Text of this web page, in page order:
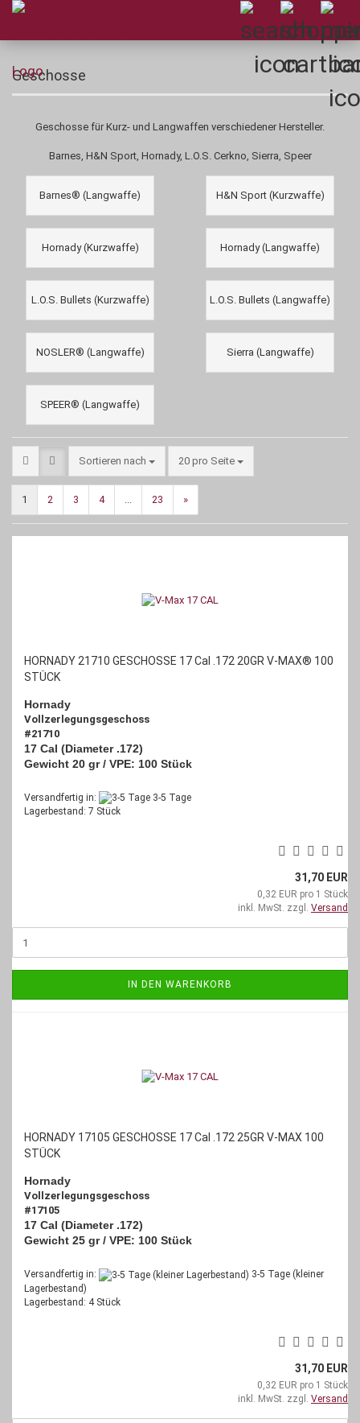
Geschosse
Geschosse für Kurz- und Langwaffen verschiedener Hersteller.
Barnes, H&N Sport, Hornady, L.O.S. Cerkno, Sierra, Speer
Barnes® (Langwaffe) H&N Sport (Kurzwaffe)
Hornady (Kurzwaffe) Hornady (Langwaffe)
L.O.S. Bullets (Kurzwaffe) L.O.S. Bullets (Langwaffe)
NOSLER® (Langwaffe) Sierra (Langwaffe)
SPEER® (Langwaffe)
Sortieren nach
Sortieren nach 20 pro Seite
pro Seite
1 2 3 4 ... 23 »
HORNADY 21710 GESCHOSSE 17 Cal .172 20GR V-MAX® 100
STÜCK
Hornady
Vollzerlegungsgeschoss
#21710
17 Cal (Diameter .172)
Gewicht 20 gr / VPE: 100 Stück
Versandfertig in:
3-5 Tage
Lagerbestand: 7 Stück
31,70 EUR
0,32 EUR pro 1 Stück
inkl. MwSt. zzgl. Versand
IN DEN WARENKORB
HORNADY 17105 GESCHOSSE 17 Cal .172 25GR V-MAX 100
STÜCK
Hornady
Vollzerlegungsgeschoss
#17105
17 Cal (Diameter .172)
Gewicht 25 gr / VPE: 100 Stück
Versandfertig in:
3-5 Tage (kleiner
Lagerbestand)
Lagerbestand: 4 Stück
31,70 EUR
0,32 EUR pro 1 Stück
inkl. MwSt. zzgl. Versand